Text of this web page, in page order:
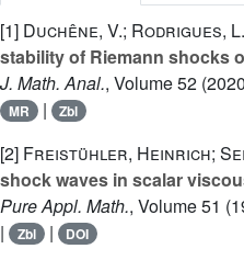
[1] Duchêne, V.; Rodrigues,
stability of Riemann shocks
J. Math. Anal., Volume 52
MR | Zbl
[2] Freistühler, Heinrich;
shock waves in scalar
Pure Appl. Math., Volume 51
| Zbl | DOI